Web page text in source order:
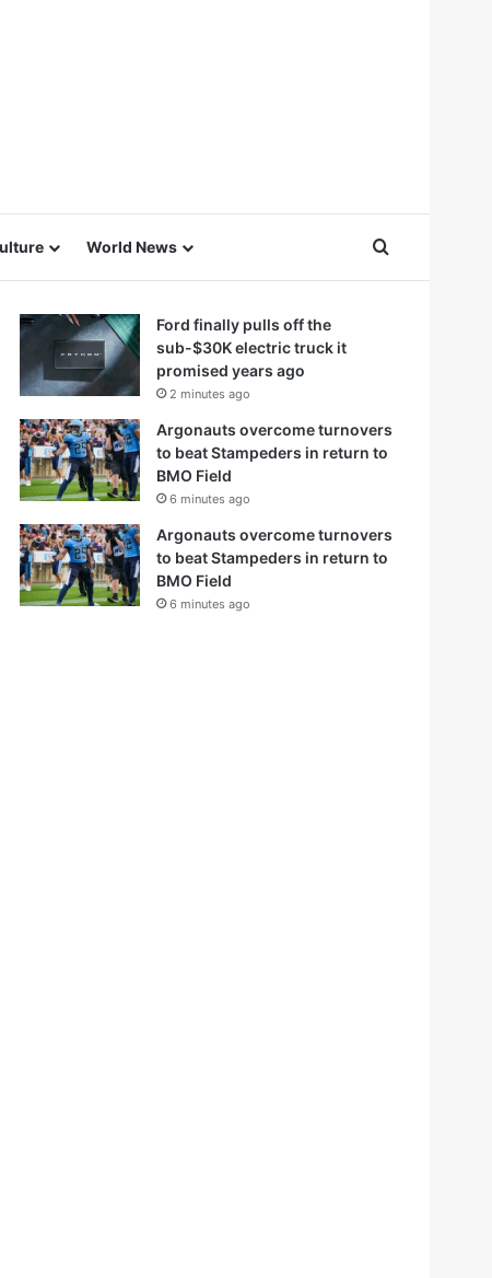
World News Search for
Ford finally pulls off the
sub-$30K electric truck it
promised years ago
2 minutes ago
Argonauts overcome turnovers
to beat Stampeders in return to
BMO Field
6 minutes ago
Argonauts overcome turnovers
to beat Stampeders in return to
BMO Field
6 minutes ago